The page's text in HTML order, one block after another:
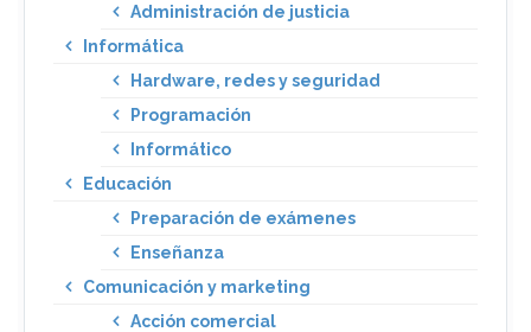
Administración de justicia
Informática
Hardware, redes y seguridad
Programación
Informático
Educación
Preparación de exámenes
Enseñanza
Comunicación y marketing
Acción comercial